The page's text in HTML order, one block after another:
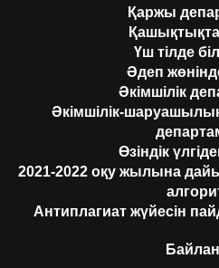
Қаржы
Үш тілде
Әдеп
Әкімшілік
Әкімшілік-
Өзіндік
2021-2022 оқу жылына
Антиплагиат жүйесін